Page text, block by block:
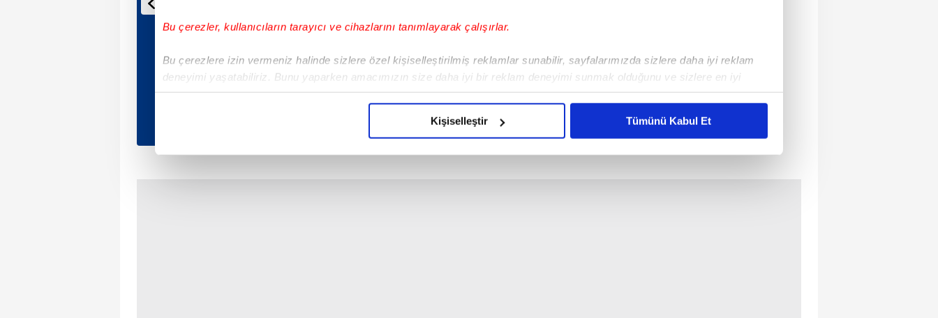
Bu çerezler, kullanıcıların tarayıcı ve cihazlarını tanımlayarak çalışırlar.
Bu çerezlere izin vermeniz halinde sizlere özel kişiselleştirilmiş reklamlar sunabilir, sayfalarımızda sizlere daha iyi reklam
deneyimi yaşatabiliriz. Bunu yaparken amacımızın size daha iyi bir reklam deneyimi sunmak olduğunu ve sizlere en iyi
içerikleri sunabilmek adına elimizden gelen çabayı gösterdiğimizi ve bu noktada, reklamların maliyetlerimizi karşılamak
Kişiselleştir Tümünü Kabul Et